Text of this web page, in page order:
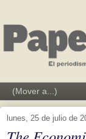
lunes, 25 de julio de